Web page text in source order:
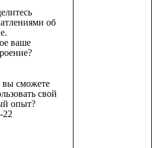
об
ваше
вы сможете
свой
опыт?
22